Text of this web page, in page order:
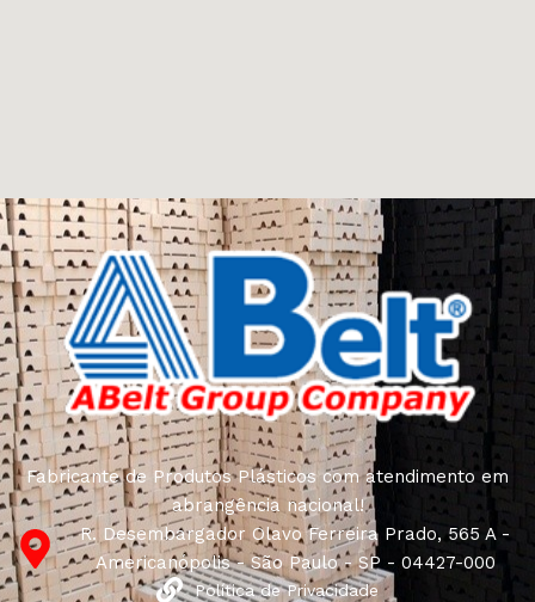
connoisseurs of beauty. We have selected for you the
best models from modern craftsmen who managed to
ingeniously combine elegance, quality and practicality in
each product unit. Our assortment includes products
from proven companies. Who for many years of
continuous joint work did not give reason to doubt their
reliability and honesty. All of them guarantee the high
quality of their products, excellent operational
characteristics, attractive appearance of the products, a
long period of use of the furniture, as well as safety.
Fabricante de Produtos Plásticos com atendimento em
abrangência nacional!
R. Desembargador Olavo Ferreira Prado, 565 A -
Americanópolis - São Paulo - SP - 04427-000
Política de Privacidade